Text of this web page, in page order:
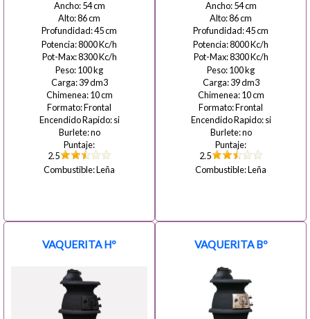
54
86
45
8000
8300
100
39
10
Frontal
si
no
2.5
Leña
54
86
45
8000
8300
100
39
10
Frontal
si
no
2.5
Leña
VAQUERITA Hº VAQUERITA Bº